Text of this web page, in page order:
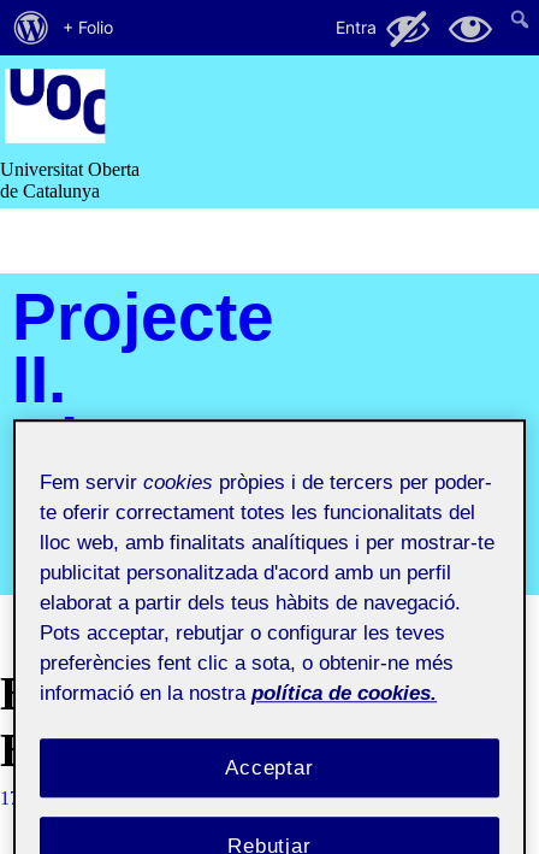
Saltar
contingut
Universitat Oberta
de Catalunya
Projecte
II.
Disseny
editorial
Segon semestre 2019-2020. Aula 1
BENVINGUTS I
BENVINGUDES!
17 SETEMBRE, 2019 QUELIC BERGA CARRERAS
Quant
al
WordPress
+ Folio Entra 81 24
Fem servircookies pròpies i de tercers per poder-
te oferir correctament totes les funcionalitats del
lloc web, amb finalitats analítiques i per mostrar-te
publicitat personalitzada d'acord amb un perfil
elaborat a partir dels teus hàbits de navegació.
Pots acceptar, rebutjar o configurar les teves
preferències fent clic a sota, o obtenir-ne més
informació en la nostra política de cookies.
Rebutjar
Acceptar